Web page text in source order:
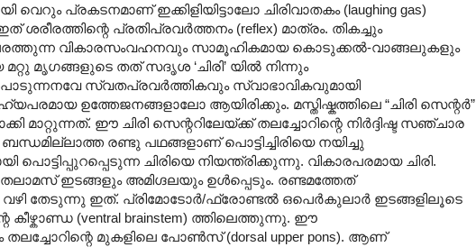
പ്രകടനമാണ് ഇക്കിളിയിട്ടാലോ ചിരിവാതകം (laughing gas)
പ്രതിപ്രവർത്തനം (reflex) മാത്രം. തികച്ചും
പരത്തുന്ന വികാരസംവഹനവും സാമൂഹികമായ കൊടുക്കൽ-വാങ്ങലുകളും
മൃഗങ്ങളുടെ തത് സദൃശ ‘ചിരി’ യിൽ നിന്നും
സ്വതപ്രവർത്തികവും സ്വാഭാവികവുമായി
ഉത്തേജനങ്ങളാലോ ആയിരിക്കും. മസ്തിഷ്കത്തിലെ “ചിരി സെന്റർ”
ഈ ചിരി സെന്ററിലേയ്ക്ക് തലച്ചോറിന്റെ നിർദ്ദിഷ്ട സഞ്ചാര
രണ്ടു പഥങ്ങളാണ് പൊട്ടിച്ചിരിയെ നയിച്ചു
ചിരിയെ നിയന്ത്രിക്കുന്നു. വികാരപരമായ ചിരി.
ഇടങ്ങളും അമിഗ്ദലയും ഉൾപ്പെടും. രണ്ടമത്തേത്
തേടുന്നു ഇത്. പ്രിമോടോർ/ഫ്രോണ്ടൽ ഒപെർകുലാർ ഇടങ്ങളിലൂടെ
കീഴ്കാണ്ഡ (ventral brainstem) ത്തിലെത്തുന്നു. ഈ
മുകളിലെ പോൺസ് (dorsal upper pons). ആണ്